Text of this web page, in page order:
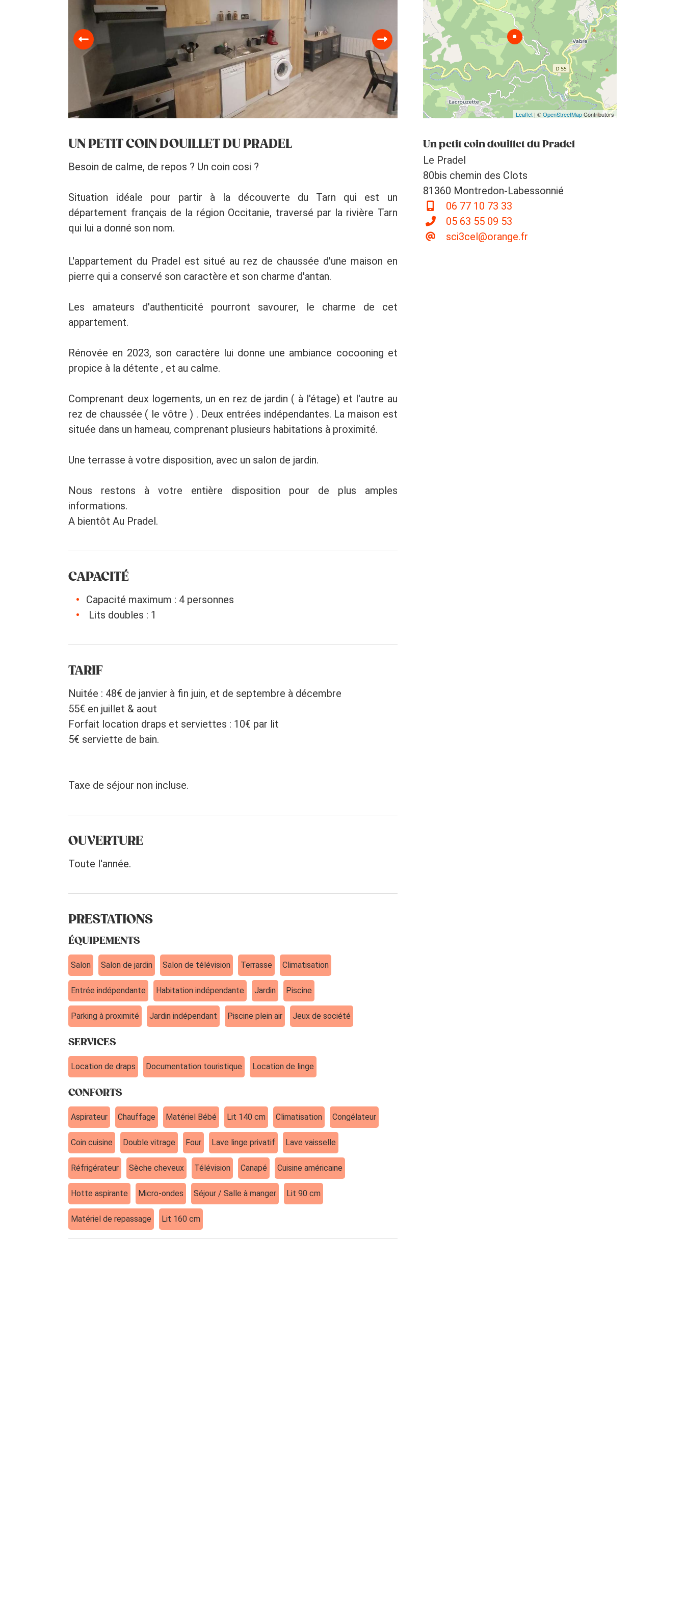
UN PETIT COIN DOUILLET DU PRADEL
Besoin de calme, de repos ? Un coin cosi ?
Situation idéale pour partir à la découverte du Tarn qui est un
département français de la région Occitanie, traversé par la rivière Tarn
qui lui a donné son nom.
L'appartement du Pradel est situé au rez de chaussée d'une maison en
pierre qui a conservé son caractère et son charme d'antan.
Les amateurs d'authenticité pourront savourer, le charme de cet
appartement.
Rénovée en 2023, son caractère lui donne une ambiance cocooning et
propice à la détente , et au calme.
Comprenant deux logements, un en rez de jardin ( à l'étage) et l'autre au
rez de chaussée ( le vôtre ) . Deux entrées indépendantes. La maison est
située dans un hameau, comprenant plusieurs habitations à proximité.
Une terrasse à votre disposition, avec un salon de jardin.
Nous restons à votre entière disposition pour de plus amples
informations.
A bientôt Au Pradel.
CAPACITÉ
Capacité maximum : 4 personnes
Lits doubles : 1
TARIF
Nuitée : 48€ de janvier à fin juin, et de septembre à décembre
55€ en juillet & aout
Forfait location draps et serviettes : 10€ par lit
5€ serviette de bain.
Taxe de séjour non incluse.
OUVERTURE
Toute l'année.
PRESTATIONS
ÉQUIPEMENTS
Salon Salon de jardin Salon de télévision Terrasse Climatisation
Entrée indépendante Habitation indépendante Jardin Piscine
Parking à proximité Jardin indépendant Piscine plein air Jeux de société
SERVICES
Location de draps Documentation touristique Location de linge
CONFORTS
Aspirateur Chauffage Matériel Bébé Lit 140 cm Climatisation Congélateur
Coin cuisine Double vitrage Four Lave linge privatif Lave vaisselle
Réfrigérateur Sèche cheveux Télévision Canapé Cuisine américaine
Hotte aspirante Micro-ondes Séjour / Salle à manger Lit 90 cm
Matériel de repassage Lit 160 cm
Leaflet| ©OpenStreetMapContributors
Un petit coin douillet du Pradel
Le Pradel
80bis chemin des Clots
81360 Montredon-Labessonnié
06 77 10 73 33
05 63 55 09 53
sci3cel@orange.fr